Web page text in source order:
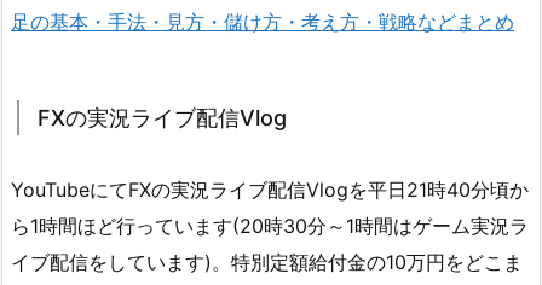
足の基本・手法・見方・儲け方・考え方・戦略などまとめ
FXの実況ライブ配信Vlog
YouTubeにてFXの実況ライブ配信Vlogを平日21時40分頃か
ら1時間ほど行っています(20時30分～1時間はゲーム実況ラ
イブ配信をしています)。特別定額給付金の10万円をどこま